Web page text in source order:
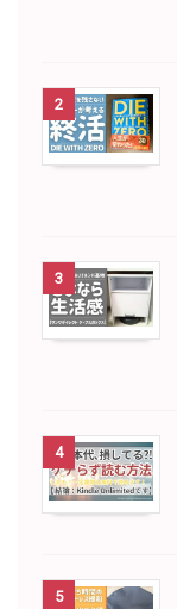
2
3
4
5